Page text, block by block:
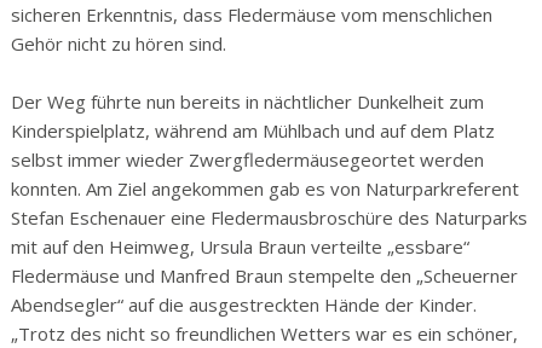
sicheren Erkenntnis, dass Fledermäuse vom menschlichen
Gehör nicht zu hören sind.
Der Weg führte nun bereits in nächtlicher Dunkelheit zum
Kinderspielplatz, während am Mühlbach und auf dem Platz
selbst immer wieder Zwergfledermäusegeortet werden
konnten. Am Ziel angekommen gab es von Naturparkreferent
Stefan Eschenauer eine Fledermausbroschüre des Naturparks
mit auf den Heimweg, Ursula Braun verteilte „essbare“
Fledermäuse und Manfred Braun stempelte den „Scheuerner
Abendsegler“ auf die ausgestreckten Hände der Kinder.
„Trotz des nicht so freundlichen Wetters war es ein schöner,